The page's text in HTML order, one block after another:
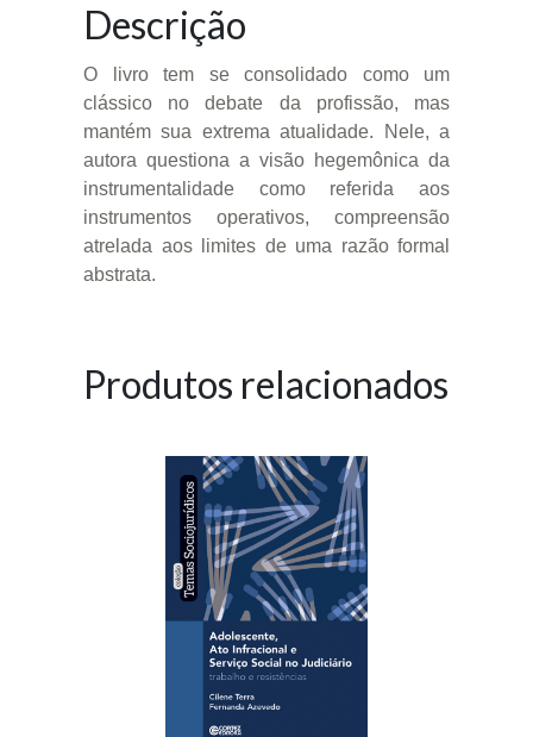
Descrição
O livro tem se consolidado como um
clássico no debate da profissão, mas
mantém sua extrema atualidade. Nele, a
autora questiona a visão hegemônica da
instrumentalidade como referida aos
instrumentos operativos, compreensão
atrelada aos limites de uma razão formal
abstrata.
Produtos relacionados